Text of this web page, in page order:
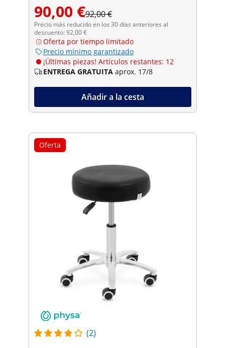
90,00 €92,00 €
Precio más reducido en los 30 días anteriores al
descuento: 92,00 €
Oferta por tiempo limitado
Precio mínimo garantizado
¡Últimas piezas! Artículos restantes: 12
ENTREGA GRATUITA aprox. 17/8
Añadir a la cesta
Oferta
(2)